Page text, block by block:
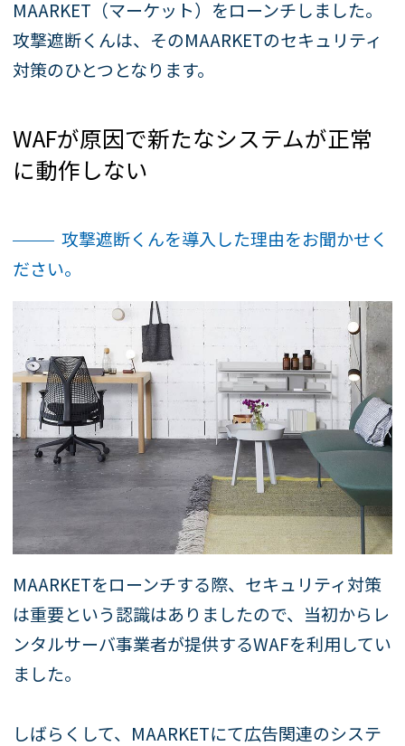
MAARKET（マーケット）をローンチしました。
攻撃遮断くんは、そのMAARKETのセキュリティ
対策のひとつとなります。
WAFが原因で新たなシステムが正常
に動作しない
攻撃遮断くんを導入した理由をお聞かせく
ださい。
MAARKETをローンチする際、セキュリティ対策
は重要という認識はありましたので、当初からレ
ンタルサーバ事業者が提供するWAFを利用してい
ました。
しばらくして、MAARKETにて広告関連のシステ